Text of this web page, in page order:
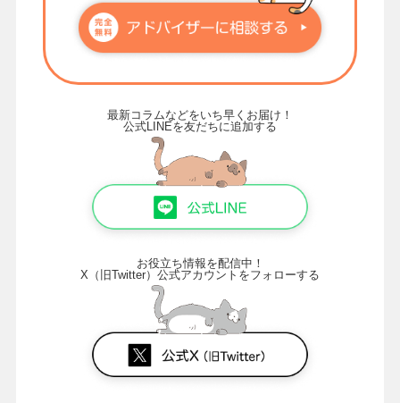
最新コラムなどをいち早くお届け！
公式LINEを友だちに追加する
お役立ち情報を配信中！
X（旧Twitter）公式アカウントをフォローする